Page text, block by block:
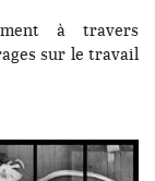
à travers
sur le travail